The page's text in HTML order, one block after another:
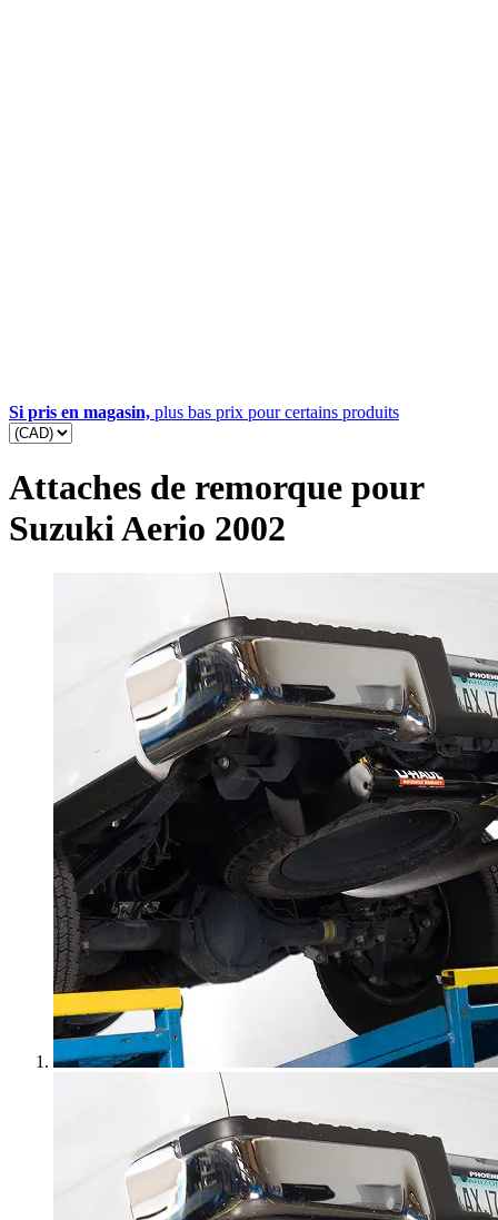
Si pris en magasin, plus bas prix pour certains produits
Attaches de remorque pour
Suzuki Aerio 2002